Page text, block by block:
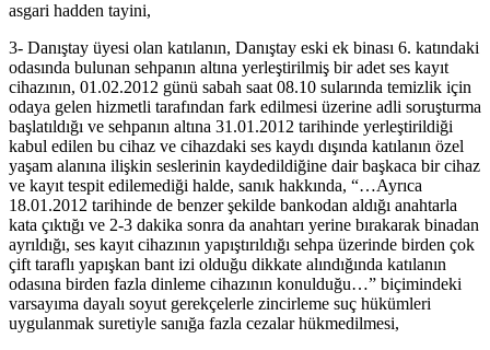
asgari hadden tayini,
3- Danıştay üyesi olan katılanın, Danıştay eski ek binası 6. katındaki
odasında bulunan sehpanın altına yerleştirilmiş bir adet ses kayıt
cihazının, 01.02.2012 günü sabah saat 08.10 sularında temizlik için
odaya gelen hizmetli tarafından fark edilmesi üzerine adli soruşturma
başlatıldığı ve sehpanın altına 31.01.2012 tarihinde yerleştirildiği
kabul edilen bu cihaz ve cihazdaki ses kaydı dışında katılanın özel
yaşam alanına ilişkin seslerinin kaydedildiğine dair başkaca bir cihaz
ve kayıt tespit edilemediği halde, sanık hakkında, “…Ayrıca
18.01.2012 tarihinde de benzer şekilde bankodan aldığı anahtarla
kata çıktığı ve 2-3 dakika sonra da anahtarı yerine bırakarak binadan
ayrıldığı, ses kayıt cihazının yapıştırıldığı sehpa üzerinde birden çok
çift taraflı yapışkan bant izi olduğu dikkate alındığında katılanın
odasına birden fazla dinleme cihazının konulduğu…” biçimindeki
varsayıma dayalı soyut gerekçelerle zincirleme suç hükümleri
uygulanmak suretiyle sanığa fazla cezalar hükmedilmesi,